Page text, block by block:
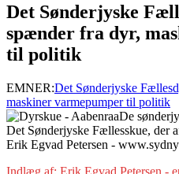
Det Sønderjyske
spænder fra dyr,
til politik
EMNER:Det Sønderjyske
maskiner varmepumper til politik
De
Det Sønderjyske Fællesskue, der
Erik Egvad Petersen -
Indlæg af: Erik Egvad Petersen -